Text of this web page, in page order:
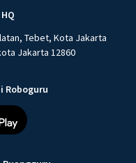
Tebet, Kota Jakarta
Jakarta 12860
Roboguru